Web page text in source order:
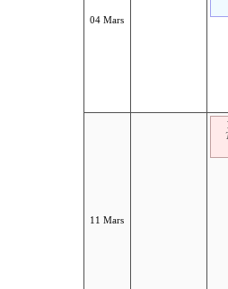
04 Mars
11 Mars